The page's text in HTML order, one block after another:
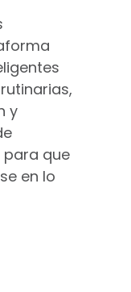
y
para que
en lo